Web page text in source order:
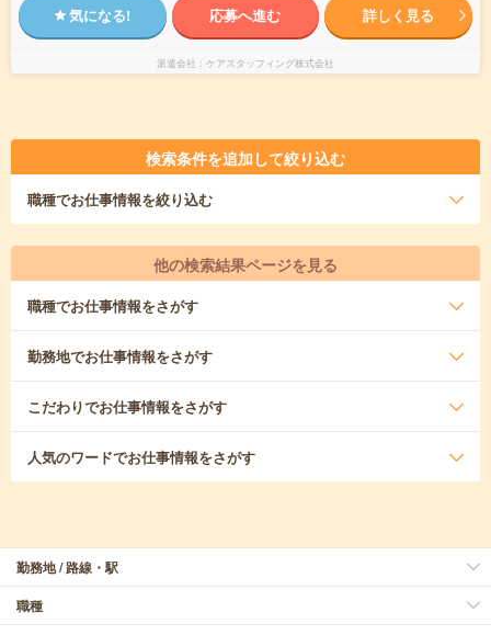
気になる! 応募へ進む 詳しく見る
派遣会社 ケアスタッフィング株式会社
検索条件を追加して絞り込む
職種でお仕事情報を絞り込む
他の検索結果ページを見る
職種でお仕事情報をさがす
勤務地でお仕事情報をさがす
こだわりでお仕事情報をさがす
人気のワードでお仕事情報をさがす
勤務地 / 路線・駅
職種